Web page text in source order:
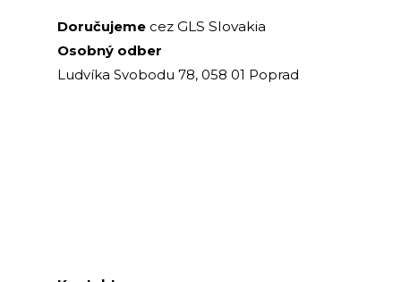
Doručujeme cez GLS Slovakia
Osobný odber
Ludvíka Svobodu 78, 058 01 Poprad